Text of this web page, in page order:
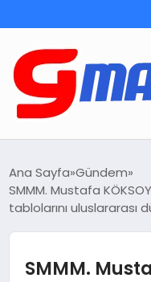
DEMOLAR
Ana Sayfa Gündem
SMMM. Mustafa
tablolarını uluslararası
SMMM.